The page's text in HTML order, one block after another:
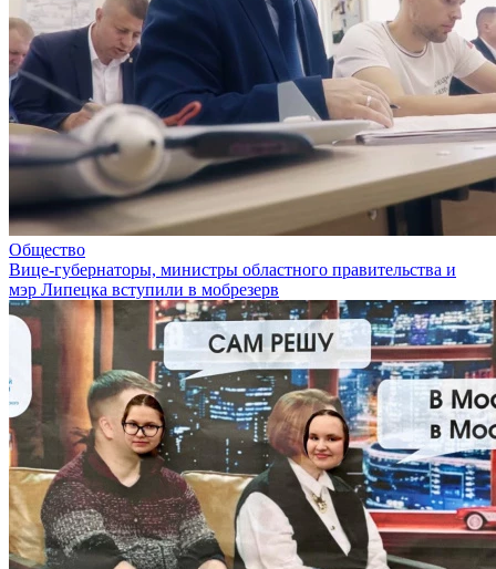
Общество
Вице-губернаторы, министры областного правительства и
мэр Липецка вступили в мобрезерв